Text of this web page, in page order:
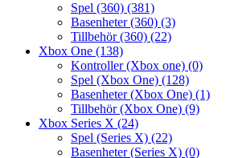
Spel (360) (381)
Basenheter (360) (3)
Tillbehör (360) (22)
Xbox One (138)
Kontroller (Xbox one) (0)
Spel (Xbox One) (128)
Basenheter (Xbox One) (1)
Tillbehör (Xbox One) (9)
Xbox Series X (24)
Spel (Series X) (22)
Basenheter (Series X) (0)